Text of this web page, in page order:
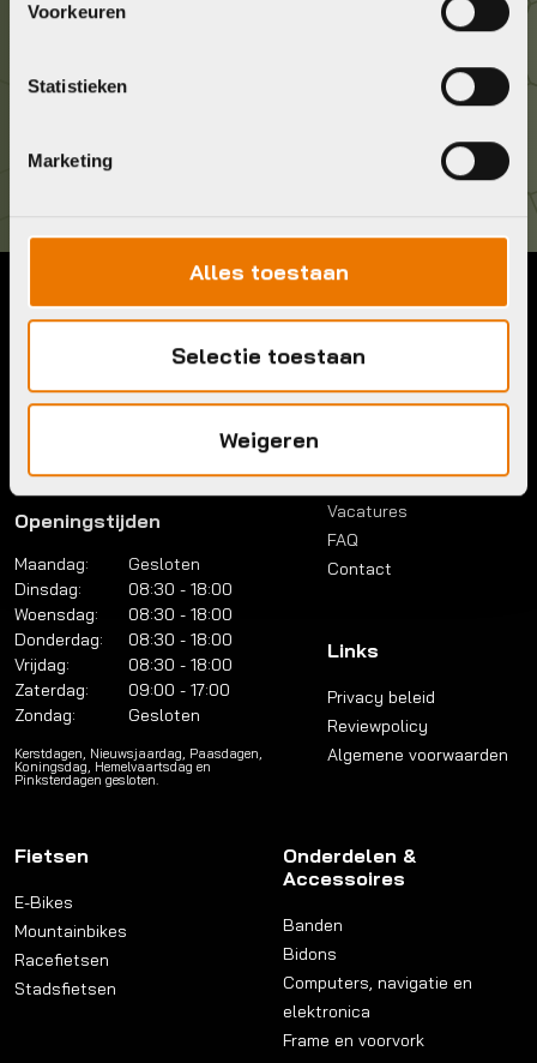
Voorkeuren
Statistieken
Marketing
Alles toestaan
Selectie toestaan
Weigeren
Kom langs!
1315 BP Almere
Contact
036 5304422
Mail:
info@bykestore.nl
Adres:
1315 BP Almere
Openingstijden
Maandag:
Gesloten
Dinsdag:
08:30 - 18:00
Woensdag:
08:30 - 18:00
Donderdag:
08:30 - 18:00
Vrijdag:
08:30 - 18:00
Zaterdag:
09:00 - 17:00
Zondag:
Gesloten
Kerstdagen, Nieuwsjaardag, Paasdagen,
Koningsdag, Hemelvaartsdag en
Pinksterdagen gesloten.
Menu
Account
Lease a bike
Werkplaats
Vacatures
FAQ
Contact
Links
Privacy beleid
Reviewpolicy
Algemene voorwaarden
Fietsen
E-Bikes
Mountainbikes
Racefietsen
Stadsfietsen
Onderdelen &
Accessoires
Banden
Bidons
Computers, navigatie en
elektronica
Frame en voorvork